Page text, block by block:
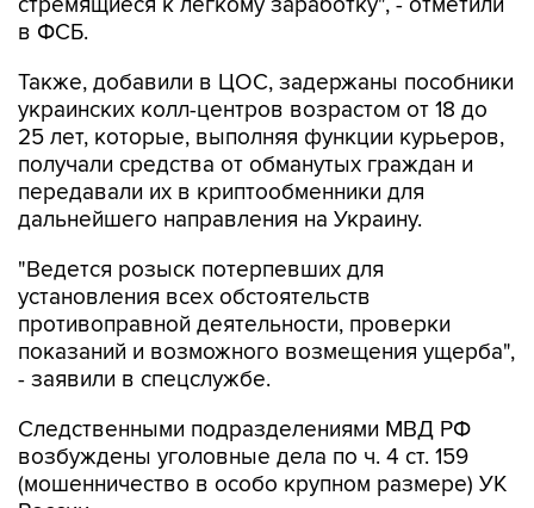
в ФСБ.
Также, добавили в ЦОС, задержаны пособники
украинских колл-центров возрастом от 18 до
25 лет, которые, выполняя функции курьеров,
получали средства от обманутых граждан и
передавали их в криптообменники для
дальнейшего направления на Украину.
"Ведется розыск потерпевших для
установления всех обстоятельств
противоправной деятельности, проверки
показаний и возможного возмещения ущерба",
- заявили в спецслужбе.
Следственными подразделениями МВД РФ
возбуждены уголовные дела по ч. 4 ст. 159
(мошенничество в особо крупном размере) УК